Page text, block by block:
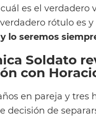
es el verdadero
rótulo es
lo seremos
Soldato
con
en pareja y tres
decisión de